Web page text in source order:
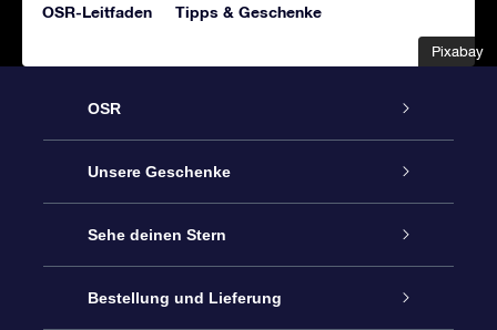
Pixabay
Pixabay
OSR-Leitfaden Tipps & Geschenke
OSR
Service
Kontakt
Blog
Unsere Geschenke
Sterne schenken
OSR-Geschenkpaket
Sehe deinen Stern
Sternregister
Bestellung und Lieferung